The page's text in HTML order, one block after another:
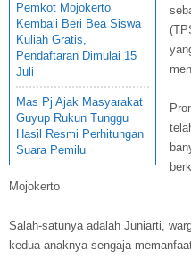
Pemkot Mojokerto
Kembali Beri Bea Siswa
Kuliah Gratis,
Pendaftaran Dimulai 15
Juli
Mas Pj Ajak Masyarakat
Guyup Rukun Tunggu
Hasil Resmi Perhitungan
Suara Pemilu
Mojokerto
Salah-satunya adalah Juniarti,
kedua anaknya sengaja